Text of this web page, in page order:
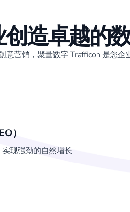
创造卓越的
意营销，聚量数字 Trafficon 是您企
）
现强劲的自然增长